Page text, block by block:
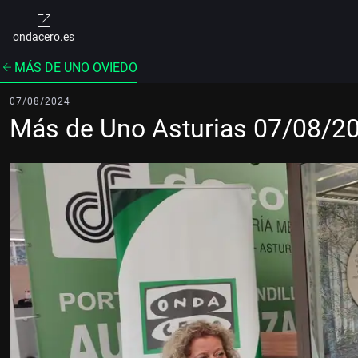
ondacero.es
MÁS DE UNO OVIEDO
07/08/2024
Más de Uno Asturias 07/08/